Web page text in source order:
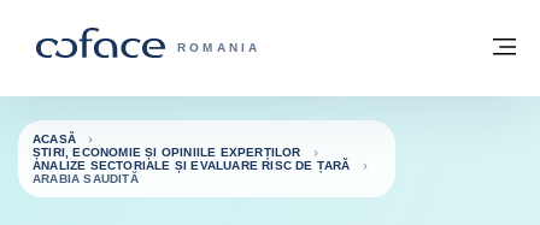
COFACE FOR TRADE - WEBSITE GRUP
ROMANIA
Înapoi la pagina de start
ACASĂ
ȘTIRI, ECONOMIE ȘI OPINIILE EXPERȚILOR
ANALIZE SECTORIALE ȘI EVALUARE RISC DE ȚARĂ
ARABIA SAUDITĂ